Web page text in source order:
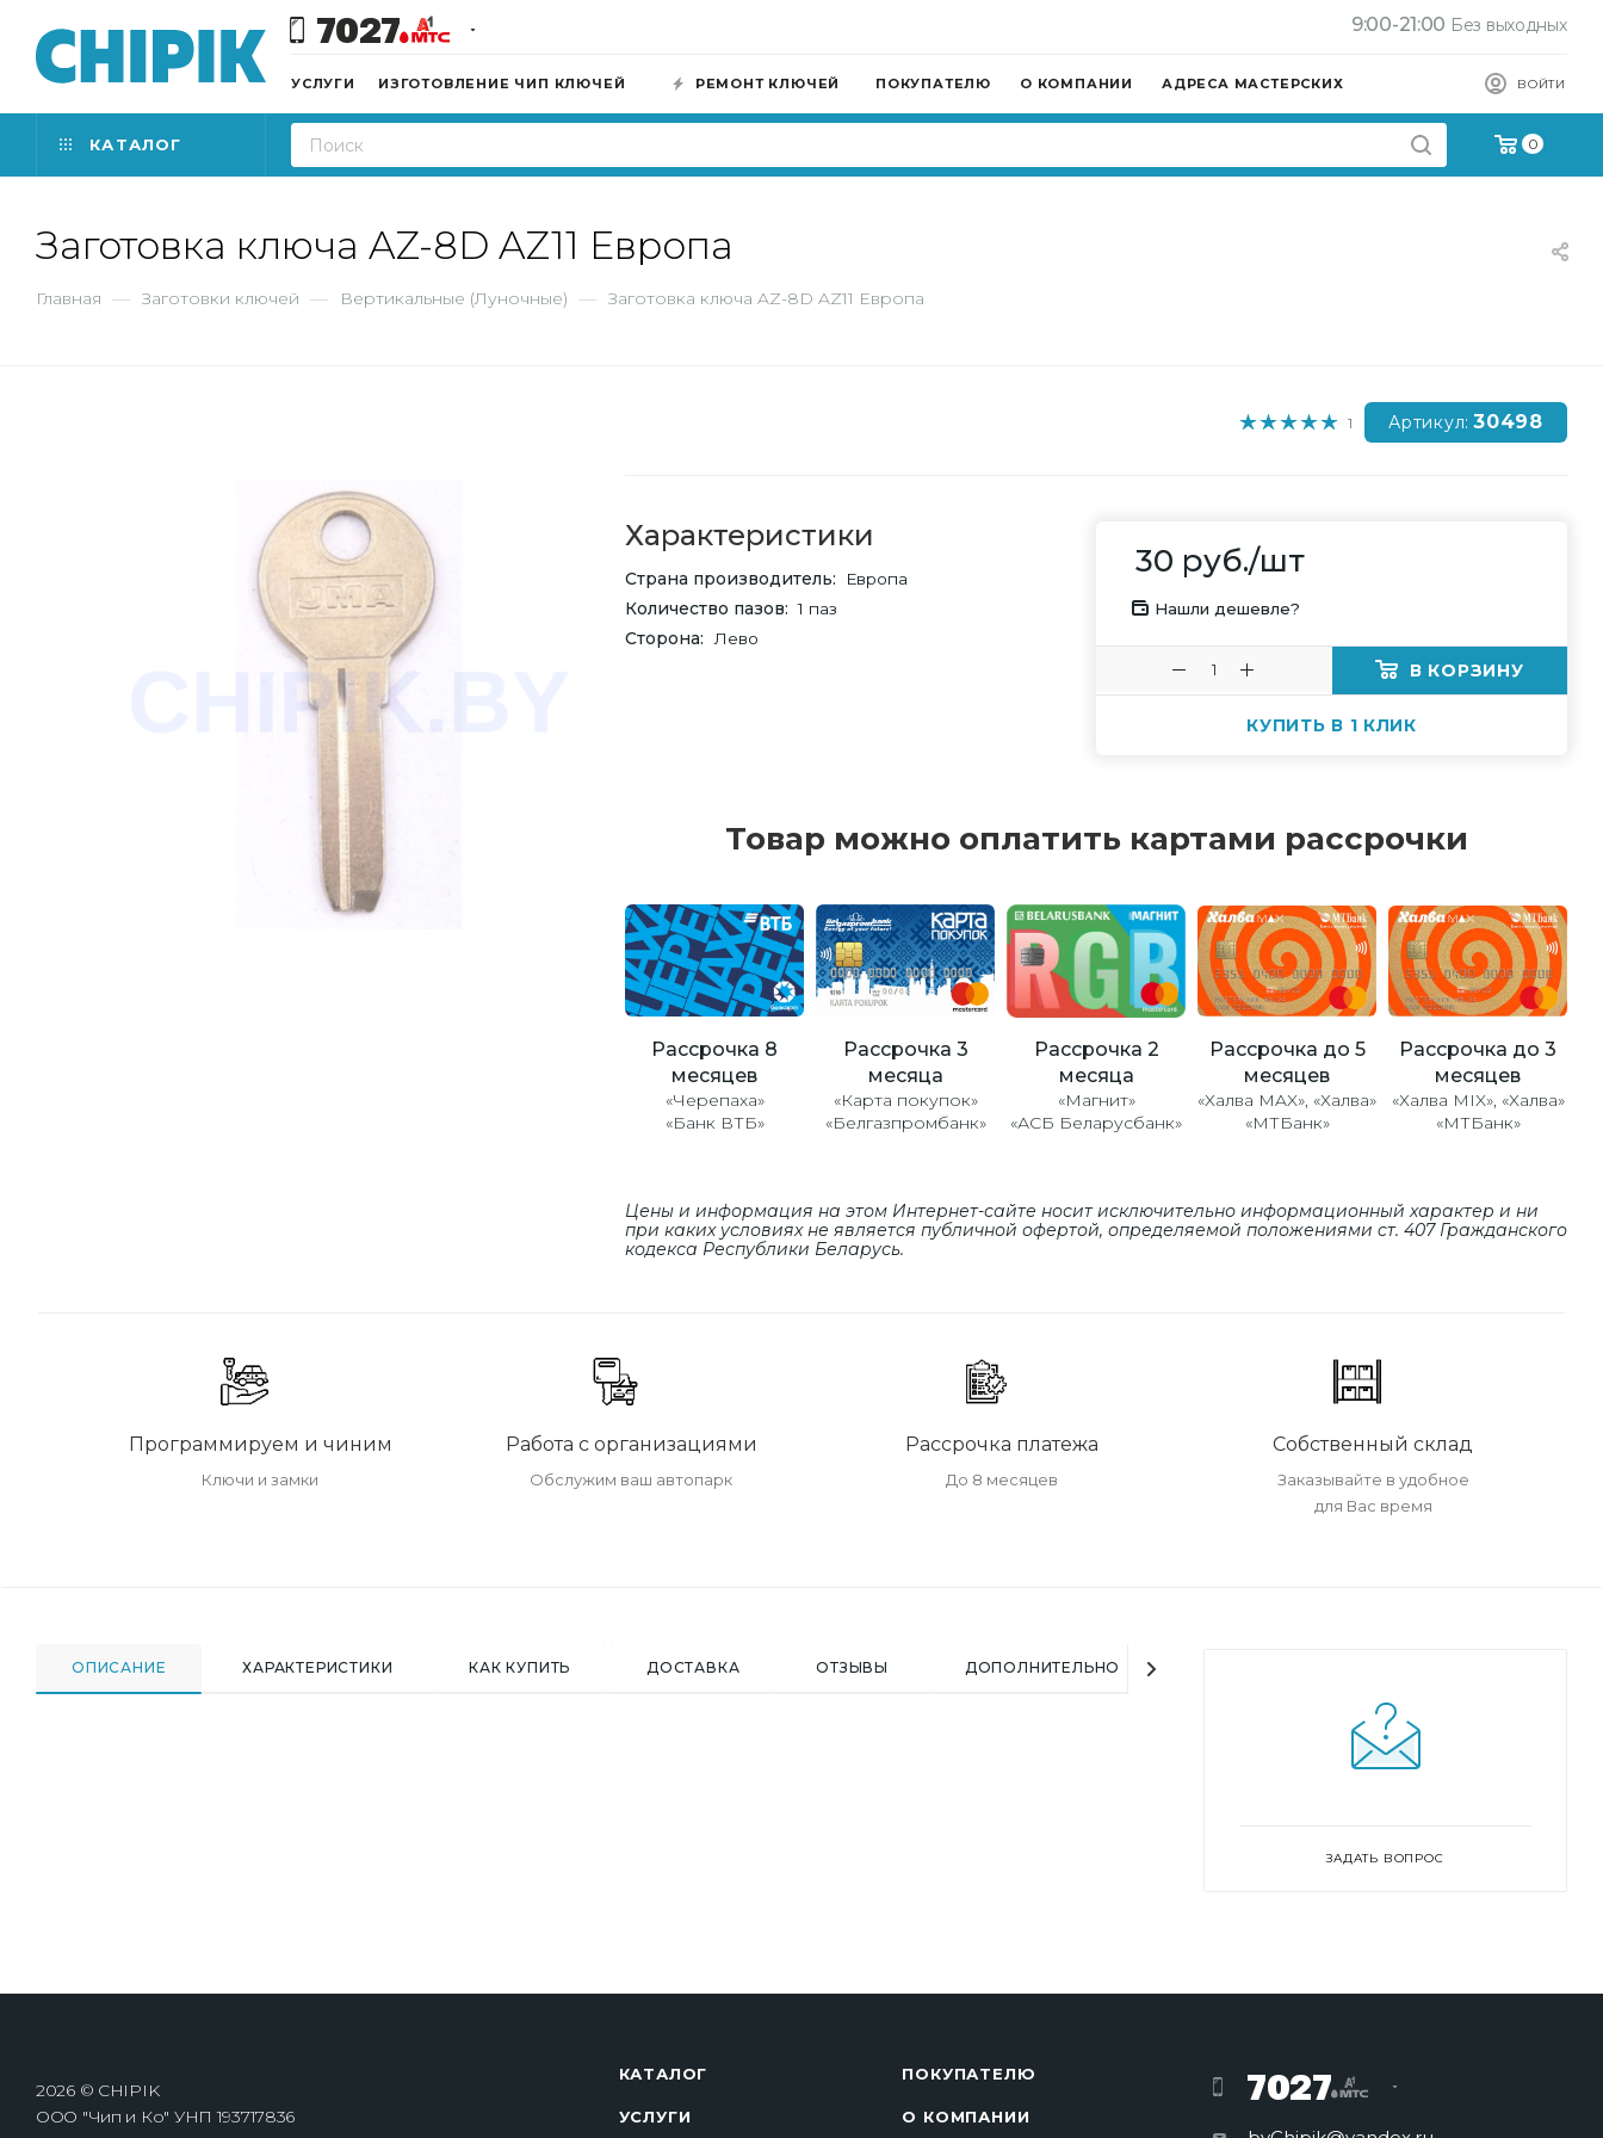
7027 9:00-21:00 Без выходных
ВОЙТИ
УСЛУГИ ИЗГОТОВЛЕНИЕ ЧИП КЛЮЧЕЙ РЕМОНТ КЛЮЧЕЙ ПОКУПАТЕЛЮ О КОМПАНИИ АДРЕСА МАСТЕРСКИХ
0
КАТАЛОГ
Заготовка ключа AZ-8D AZ11 Европа
Главная — Заготовки ключей — Вертикальные (Луночные) — Заготовка ключа AZ-8D AZ11 Европа
1 Артикул: 30498
Характеристики
Страна производитель
Европа
Количество пазов
1 паз
Сторона
Лево
30 руб./шт
Нашли дешевле?
В КОРЗИНУ
КУПИТЬ В 1 КЛИК
Товар можно оплатить картами рассрочки
Рассрочка 8
месяцев
«Черепаха»
«Банк ВТБ»
Рассрочка 3
месяца
«Карта покупок»
«Белгазпромбанк»
Рассрочка 2
месяца
«Магнит»
«АСБ Беларусбанк»
Рассрочка до 5
месяцев
«Халва MAX», «Халва»
«МТБанк»
Рассрочка до 3
месяцев
«Халва MIX», «Халва»
«МТБанк»
Цены и информация на этом Интернет-сайте носит исключительно информационный характер и ни
при каких условиях не является публичной офертой, определяемой положениями cт. 407 Гражданского
кодекса Республики Беларусь.
Программируем и чиним
Ключи и замки
Работа с организациями
Обслужим ваш автопарк
Рассрочка платежа
До 8 месяцев
Собственный склад
Заказывайте в удобное
для Вас время
ОПИСАНИЕ ХАРАКТЕРИСТИКИ КАК КУПИТЬ ДОСТАВКА ОТЗЫВЫ ДОПОЛНИТЕЛЬНО
ЗАДАТЬ ВОПРОС
2026 © CHIPIK
ООО "Чип и Ко" УНП 193717836
КАТАЛОГ
УСЛУГИ
ПОКУПАТЕЛЮ
О КОМПАНИИ
7027